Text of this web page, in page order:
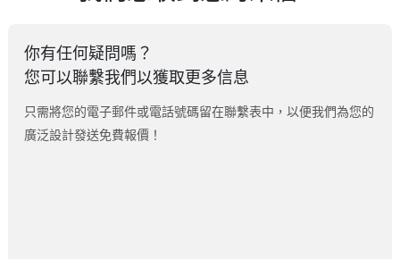
你有任何疑問嗎？
您可以聯繫我們以獲取更多信息
只需將您的電子郵件或電話號碼留在聯繫表中，以便我們為您的
廣泛設計發送免費報價！